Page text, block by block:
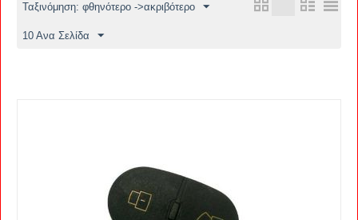
Ταξινόμηση: φθηνότερο ->ακριβότερο
10 Ανα Σελίδα